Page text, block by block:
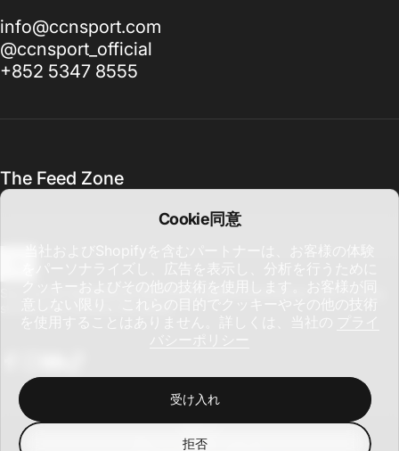
Cookie同意
クッキーおよびその他の技術を使用します。お客様が同
意しない限り、これらの目的でクッキーやその他の技術
受け入れ
拒否
info@ccnsport.com
@ccnsport_official
+852 5347 8555
The Feed Zone
Facebook
Instagram
YouTube
TikTok
言語
アメリカ合衆国 (USD $)